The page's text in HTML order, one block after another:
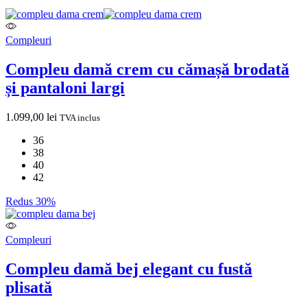
Compleuri
Compleu damă crem cu cămașă brodată
și pantaloni largi
1.099,00 lei TVA inclus
36
38
40
42
Redus 30%
Compleuri
Compleu damă bej elegant cu fustă
plisată